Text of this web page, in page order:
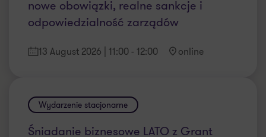
nowe obowiązki, realne sankcje i
odpowiedzialność zarządów
13 August 2026 | 11:00 - 12:00 online
Wydarzenie stacjonarne
Śniadanie biznesowe LATO z Grant